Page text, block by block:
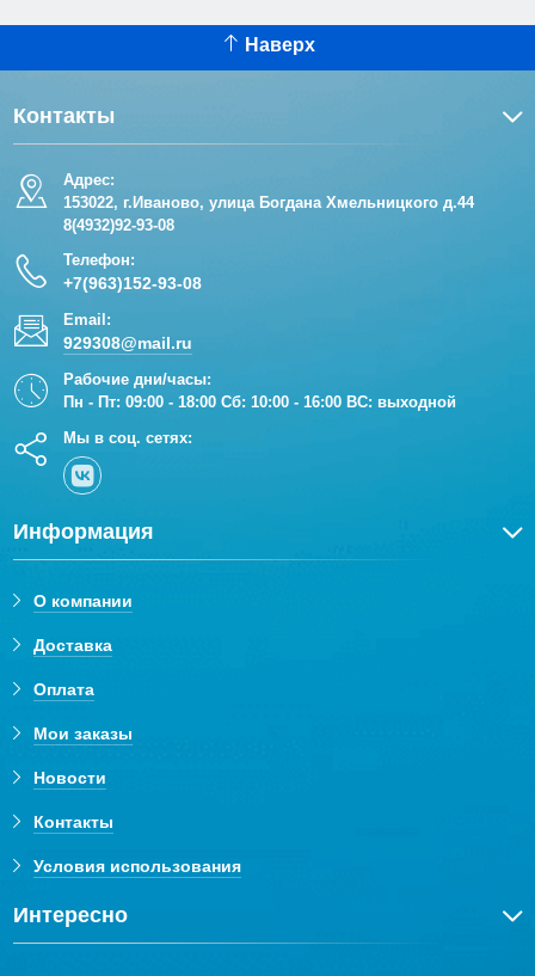
Наверх
Контакты
Адрес:
153022, г.Иваново, улица Богдана Хмельницкого д.44
8(4932)92-93-08
Телефон:
+7(963)152-93-08
Email:
929308@mail.ru
Рабочие дни/часы:
Пн - Пт: 09:00 - 18:00 Сб: 10:00 - 16:00 ВС: выходной
Мы в соц. сетях:
Информация
О компании
Доставка
Оплата
Мои заказы
Новости
Контакты
Условия использования
Интересно